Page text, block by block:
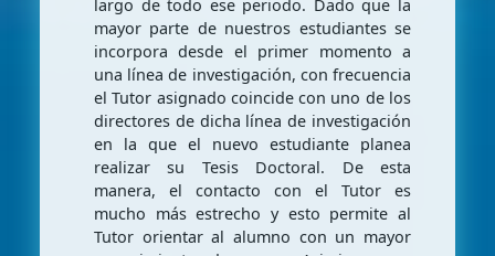
largo de todo ese periodo. Dado que la
mayor parte de nuestros estudiantes se
incorpora desde el primer momento a
una línea de investigación, con frecuencia
el Tutor asignado coincide con uno de los
directores de dicha línea de investigación
en la que el nuevo estudiante planea
realizar su Tesis Doctoral. De esta
manera, el contacto con el Tutor es
mucho más estrecho y esto permite al
Tutor orientar al alumno con un mayor